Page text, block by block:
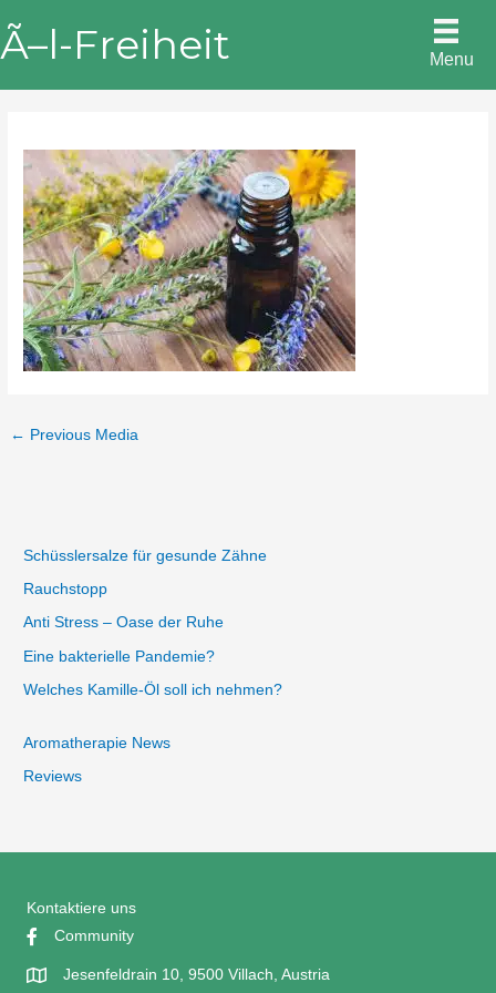
to
content
Ã–l-Freiheit Menu
← Previous Media
Schüsslersalze für gesunde Zähne
Rauchstopp
Anti Stress – Oase der Ruhe
Eine bakterielle Pandemie?
Welches Kamille-Öl soll ich nehmen?
Aromatherapie News
Reviews
Kontaktiere uns
Community
Jesenfeldrain 10, 9500 Villach, Austria